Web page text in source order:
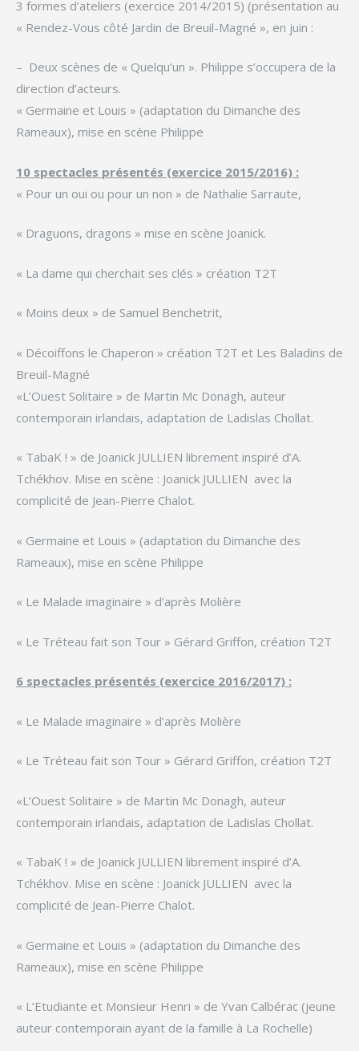
3 formes d’ateliers (exercice 2014/2015) (présentation au
« Rendez-Vous côté Jardin de Breuil-Magné », en juin :
– Deux scènes de « Quelqu’un ». Philippe s’occupera de la
direction d’acteurs.
« Germaine et Louis » (adaptation du Dimanche des
Rameaux), mise en scène Philippe
10 spectacles présentés (exercice 2015/2016) :
« Pour un oui ou pour un non » de Nathalie Sarraute,
« Draguons, dragons » mise en scène Joanick.
« La dame qui cherchait ses clés » création T2T
« Moins deux » de Samuel Benchetrit,
« Décoiffons le Chaperon » création T2T et Les Baladins de
Breuil-Magné
«L’Ouest Solitaire » de Martin Mc Donagh, auteur
contemporain irlandais, adaptation de Ladislas Chollat.
« TabaK ! » de Joanick JULLIEN librement inspiré d’A.
Tchékhov. Mise en scène : Joanick JULLIEN avec la
complicité de Jean-Pierre Chalot.
« Germaine et Louis » (adaptation du Dimanche des
Rameaux), mise en scène Philippe
« Le Malade imaginaire » d’après Molière
« Le Tréteau fait son Tour » Gérard Griffon, création T2T
6 spectacles présentés (exercice 2016/2017) :
« Le Malade imaginaire » d’après Molière
« Le Tréteau fait son Tour » Gérard Griffon, création T2T
«L’Ouest Solitaire » de Martin Mc Donagh, auteur
contemporain irlandais, adaptation de Ladislas Chollat.
« TabaK ! » de Joanick JULLIEN librement inspiré d’A.
Tchékhov. Mise en scène : Joanick JULLIEN avec la
complicité de Jean-Pierre Chalot.
« Germaine et Louis » (adaptation du Dimanche des
Rameaux), mise en scène Philippe
« L’Etudiante et Monsieur Henri » de Yvan Calbérac (jeune
auteur contemporain ayant de la famille à La Rochelle)